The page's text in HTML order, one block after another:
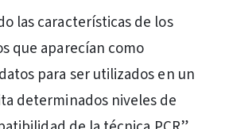
las características de los
que aparecían como
para ser utilizados en un
determinados niveles de